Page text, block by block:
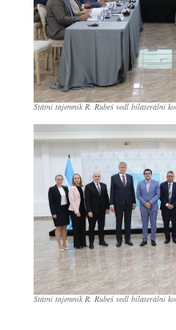
Státní tajemník R. Rubeš vedl bilaterální
Státní tajemník R. Rubeš vedl bilaterální